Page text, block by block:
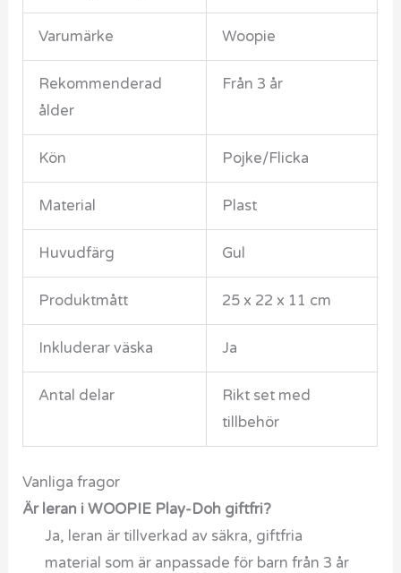
Varumärke Woopie
Rekommenderad
ålder
Från 3 år
Kön Pojke/Flicka
Material Plast
Huvudfärg Gul
Produktmått 25 x 22 x 11 cm
Inkluderar väska Ja
Antal delar
Rikt set med
tillbehör
Vanliga fragor
Är leran i WOOPIE Play-Doh giftfri?
Ja, leran är tillverkad av säkra, giftfria
material som är anpassade för barn från 3 år